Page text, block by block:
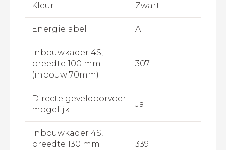
Kleur
Zwart
Energielabel A
Inbouwkader 4S,
breedte 100 mm
(inbouw 70mm)
307
Directe geveldoorvoer
mogelijk
Ja
Inbouwkader 4S,
breedte 130 mm
339